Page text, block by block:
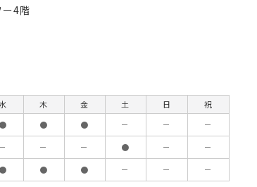
4階
木 金 土 日
祝
● ● ● － －
－
－ － － ● －
－
● ● ● － － －